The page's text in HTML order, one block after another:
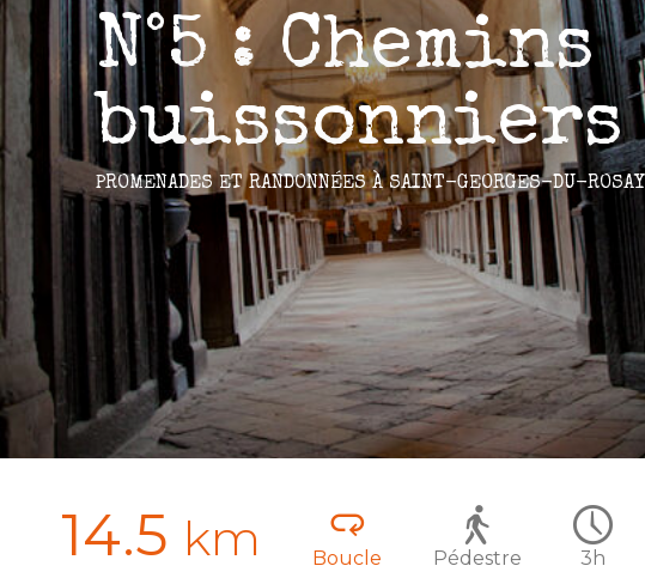
N°5 : Chemins
buissonniers
PROMENADES ET RANDONNÉES À SAINT-GEORGES-DU-ROSAY
14.5 km Boucle Pédestre 3h